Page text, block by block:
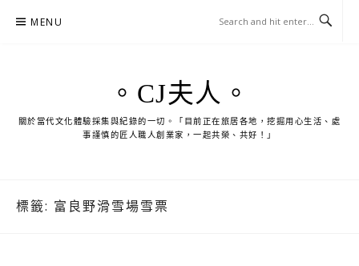
MENU
。CJ夫人。
關於當代文化體驗採集與紀錄的一切。「目前正在旅居各地，挖掘用心生活、處
事謹慎的匠人職人創業家，一起共榮、共好！」
標籤: 富良野滑雪場雪票